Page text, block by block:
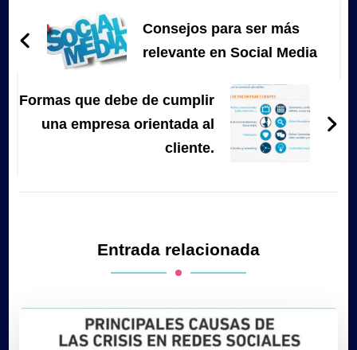
de
entradas
Consejos para ser más
relevante en Social Media
Formas que debe de cumplir
una empresa orientada al
cliente.
Entrada relacionada